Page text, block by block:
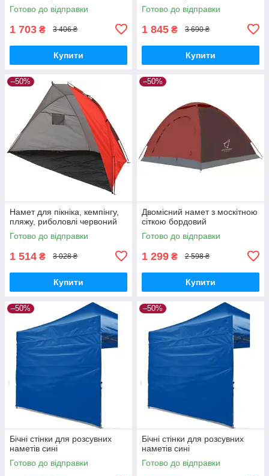
Готово до відправки
1 703 ₴ 3 406 ₴
Купити
Готово до відправки
1 845 ₴ 3 690 ₴
Купити
–50%
Намет для пікніка, кемпінгу,
пляжу, риболовлі червоний
Готово до відправки
1 514 ₴ 3 028 ₴
Купити
–50%
Двомісний намет з москітною
сіткою бордовий
Готово до відправки
1 299 ₴ 2 598 ₴
Купити
–50%
Бічні стінки для розсувних
наметів сині
Готово до відправки
–50%
Бічні стінки для розсувних
наметів сині
Готово до відправки